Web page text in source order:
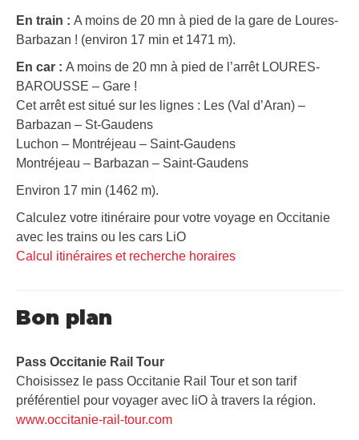
En train : A moins de 20 mn à pied de la gare de Loures-
Barbazan ! (environ 17 min et 1471 m).
En car : A moins de 20 mn à pied de l’arrêt LOURES-
BAROUSSE – Gare !
Cet arrêt est situé sur les lignes : Les (Val d’Aran) –
Barbazan – St-Gaudens
Luchon – Montréjeau – Saint-Gaudens
Montréjeau – Barbazan – Saint-Gaudens
Environ 17 min (1462 m).
Calculez votre itinéraire pour votre voyage en Occitanie
avec les trains ou les cars LiO
Calcul itinéraires et recherche horaires
Bon plan
Pass Occitanie Rail Tour​
Choisissez le pass Occitanie Rail Tour et son tarif
préférentiel pour voyager avec liO à travers la région.
www.occitanie-rail-tour.com